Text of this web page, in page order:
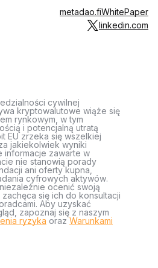
metadao.fiWhitePaper
linkedin.com
cywilnej
kryptowalutowe wiąże się
rynkowym, w tym
i potencjalną utratą
EU zrzeka się wszelkiej
jakiekolwiek wyniki
informacje zawarte w
nie stanowią porady
ani oferty kupna,
cyfrowych aktywów.
ocenić swoją
się ich do konsultacji
Aby uzyskać
zapoznaj się z naszym
ryzyka orazWarunkami